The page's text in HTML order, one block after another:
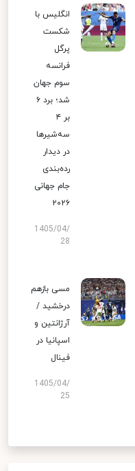
انگلیس با
شکست
پرگل
فرانسه
سوم جهان
شد؛ برد ۶
بر ۴
سه‌شیرها
در دیدار
رده‌بندی
جام جهانی
۲۰۲۶
1405/04/
28
مسی بازهم
درخشید /
آرژانتین و
اسپانیا در
فینال
1405/04/
25